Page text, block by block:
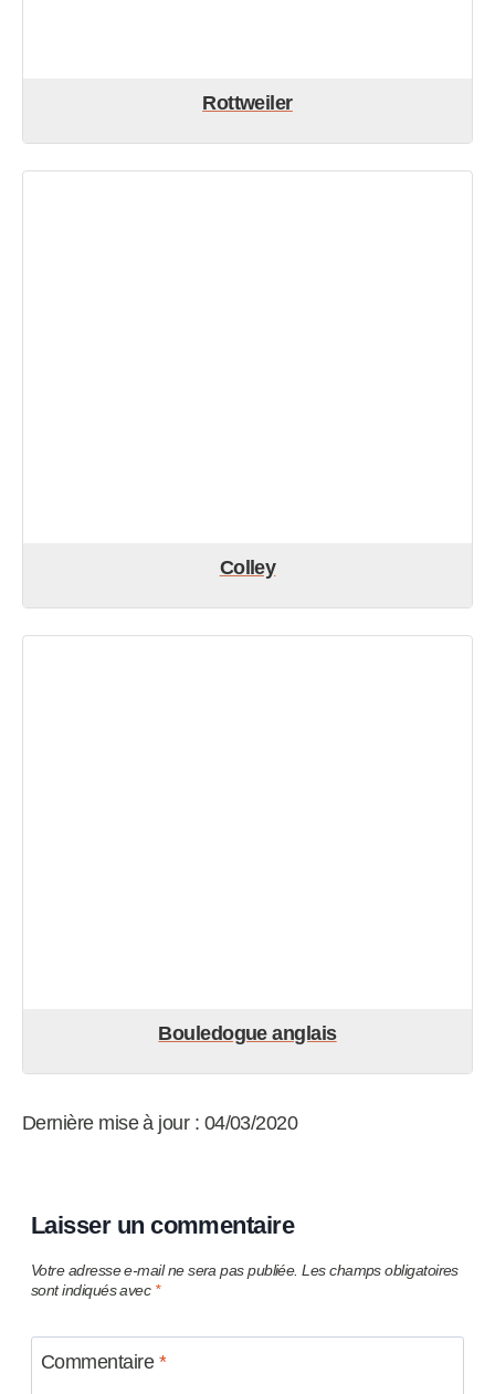
Rottweiler
Colley
Bouledogue anglais
Dernière mise à jour : 04/03/2020
Laisser un commentaire
Votre adresse e-mail ne sera pas publiée. Les champs obligatoires
sont indiqués avec *
Commentaire *